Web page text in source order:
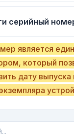
серийный
является
который
дату